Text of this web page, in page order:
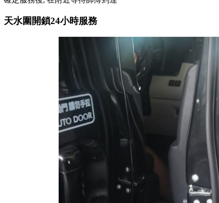
天水圍開鎖24小時服務